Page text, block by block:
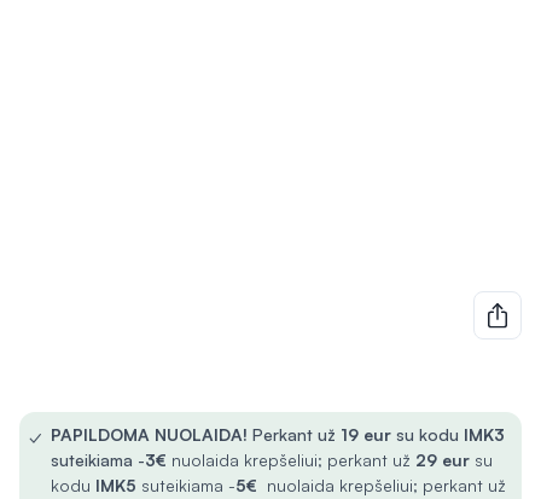
✓ PAPILDOMA NUOLAIDA! Perkant už 19 eur su kodu IMK3
suteikiama -3€ nuolaida krepšeliui; perkant už 29 eur su
kodu IMK5 suteikiama -5€ nuolaida krepšeliui; perkant už